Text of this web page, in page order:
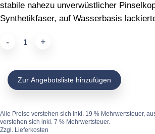
stabile nahezu unverwüstlicher
Synthetikfaser, auf Wasserbasis
Juniorpinsel
Zur Angebotsliste hinzufügen
Alle Preise verstehen sich inkl. 19 % Mehrwertsteuer,
verstehen sich inkl. 7 % Mehrwertsteuer.
Zzgl. Lieferkosten